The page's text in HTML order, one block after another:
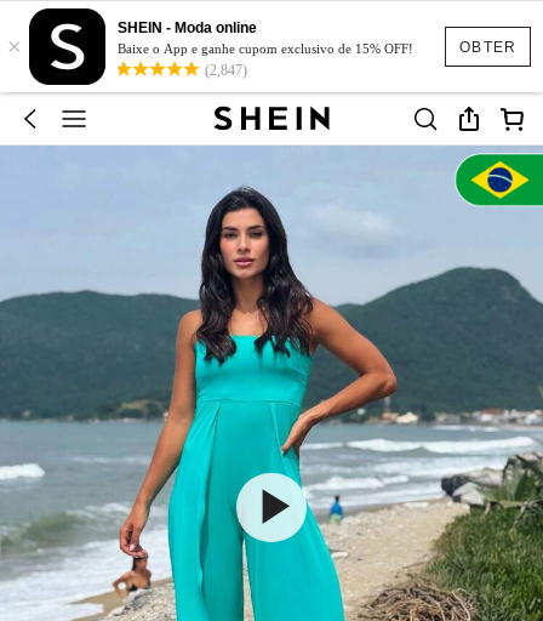
OBTER
×
SHEIN - Moda online
Baixe o App e ganhe cupom exclusivo de 15% OFF!
(2,847)